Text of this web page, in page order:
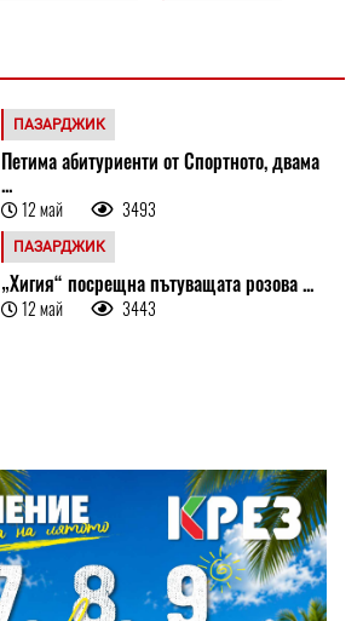
ПАЗАРДЖИК
Петима абитуриенти от Спортното, двама
...
12 май 3493
ПАЗАРДЖИК
„Хигия“ посрещна пътуващата розова ...
12 май 3443